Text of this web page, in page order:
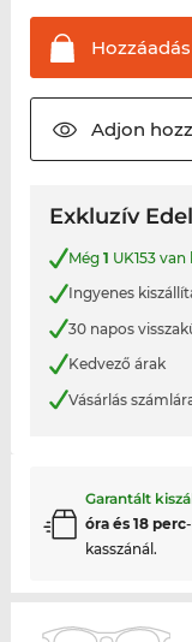
Adjon
Exkluzív
Még 1 UK153
Ingyenes
30 napos
Kedvező árak
Vásárlás
Garantált
óra és 18 perc
kasszánál.